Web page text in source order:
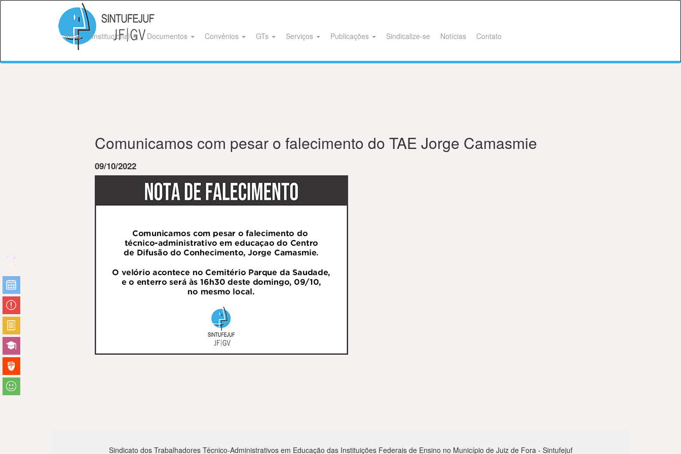
Início Institucional Documentos Convênios GTs Serviços Publicações Sindicalize-se Notícias Contato
Comunicamos com pesar o falecimento do TAE Jorge Camasmie
09/10/2022
Sindicato dos Trabalhadores Técnico-Administrativos em Educação das Instituições Federais de Ensino no Município de Juiz de Fora - Sintufejuf